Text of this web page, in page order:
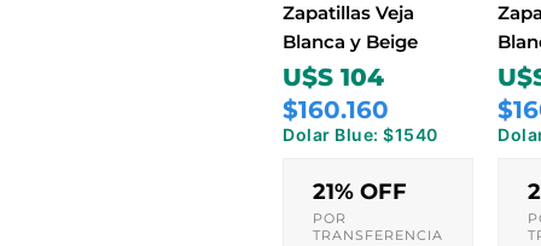
Zapatillas Veja
Blanca y Beige
U$S 104
$160.160
Dolar Blue: $1540
21% OFF
POR
TRANSFERENCIA
pueden
elegir
página
producto